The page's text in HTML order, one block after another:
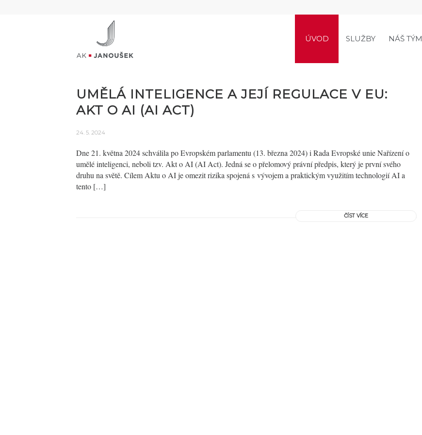
ÚVOD SLUŽBY NÁŠ TÝM
UMĚLÁ INTELIGENCE A JEJÍ REGULACE V EU:
AKT O AI (AI ACT)
24. 5. 2024
Dne 21. května 2024 schválila po Evropském parlamentu (13. března 2024) i Rada Evropské unie Nařízení o
umělé inteligenci, neboli tzv. Akt o AI (AI Act). Jedná se o přelomový právní předpis, který je první svého
druhu na světě. Cílem Aktu o AI je omezit rizika spojená s vývojem a praktickým využitím technologií AI a
tento […]
ČÍST VÍCE